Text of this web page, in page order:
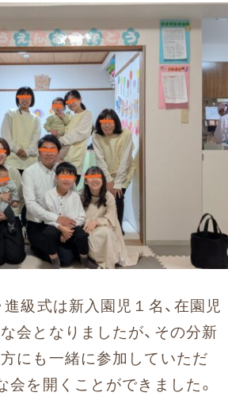
軽にお電話ください
930-312
〜17:30（土日祝除く）
方はこちら052-262-9671
級式は新入園児１名、在園児
会となりましたが、その分新
にも一緒に参加していただ
会を開くことができました。